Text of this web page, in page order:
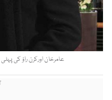
عامرخان اورکرن راؤ کی